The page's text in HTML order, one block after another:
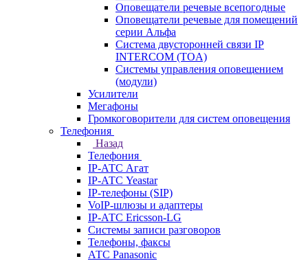
Оповещатели речевые всепогодные
Оповещатели речевые для помещений
серии Альфа
Система двусторонней связи IP
INTERCOM (TOA)
Системы управления оповещением
(модули)
Усилители
Мегафоны
Громкоговорители для систем оповещения
Телефония
Назад
Телефония
IP-АТС Агат
IP-АТС Yeastar
IP-телефоны (SIP)
VoIP-шлюзы и адаптеры
IP-АТС Ericsson-LG
Системы записи разговоров
Телефоны, факсы
АТС Panasonic